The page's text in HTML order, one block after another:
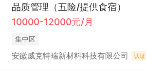
品质管理（五险/提供食宿）
10000-12000元/月
集中区
安徽威克特瑞新材料科技有限公司 认证